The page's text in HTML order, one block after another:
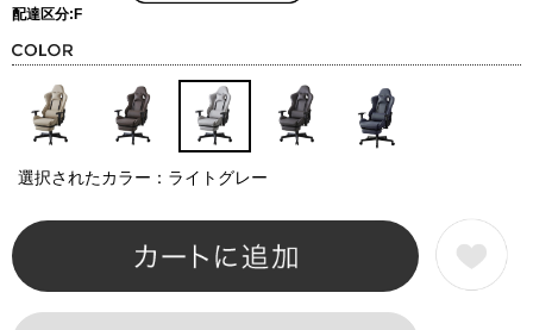
配達区分:F
選択されたカラー：ライトグレー